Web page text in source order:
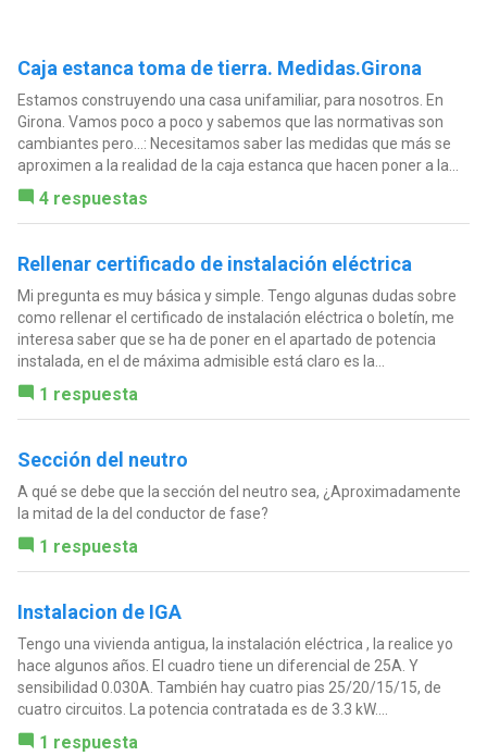
Caja estanca toma de tierra. Medidas.Girona
Estamos construyendo una casa unifamiliar, para nosotros. En
Girona. Vamos poco a poco y sabemos que las normativas son
cambiantes pero...: Necesitamos saber las medidas que más se
aproximen a la realidad de la caja estanca que hacen poner a la...
4 respuestas
Rellenar certificado de instalación eléctrica
Mi pregunta es muy básica y simple. Tengo algunas dudas sobre
como rellenar el certificado de instalación eléctrica o boletín, me
interesa saber que se ha de poner en el apartado de potencia
instalada, en el de máxima admisible está claro es la...
1 respuesta
Sección del neutro
A qué se debe que la sección del neutro sea, ¿Aproximadamente
la mitad de la del conductor de fase?
1 respuesta
Instalacion de IGA
Tengo una vivienda antigua, la instalación eléctrica , la realice yo
hace algunos años. El cuadro tiene un diferencial de 25A. Y
sensibilidad 0.030A. También hay cuatro pias 25/20/15/15, de
cuatro circuitos. La potencia contratada es de 3.3 kW....
1 respuesta